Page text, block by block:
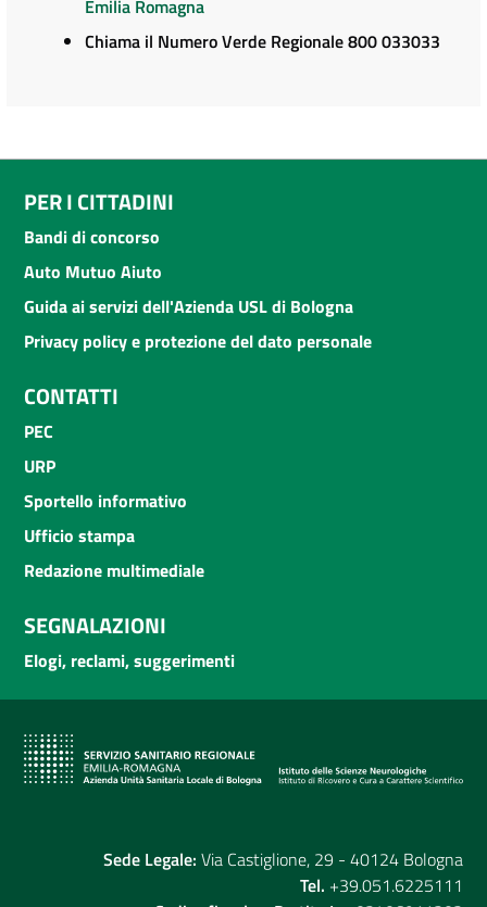
Emilia Romagna
Chiama il Numero Verde Regionale 800 033033
PER I CITTADINI
Bandi di concorso
Auto Mutuo Aiuto
Guida ai servizi dell'Azienda USL di Bologna
Privacy policy e protezione del dato personale
CONTATTI
PEC
URP
Sportello informativo
Ufficio stampa
Redazione multimediale
SEGNALAZIONI
Elogi, reclami, suggerimenti
Sede Legale: Via Castiglione, 29 - 40124 Bologna
Tel. +39.051.6225111